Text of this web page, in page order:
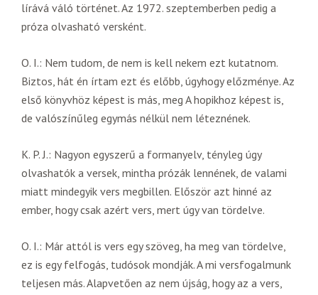
lírává váló történet. Az 1972. szeptemberben pedig a
próza olvasható versként.
O. I.: Nem tudom, de nem is kell nekem ezt kutatnom.
Biztos, hát én írtam ezt és előbb, úgyhogy előzménye. Az
első könyvhöz képest is más, meg A hopikhoz képest is,
de valószínűleg egymás nélkül nem léteznének.
K. P. J.: Nagyon egyszerű a formanyelv, tényleg úgy
olvashatók a versek, mintha prózák lennének, de valami
miatt mindegyik vers megbillen. Először azt hinné az
ember, hogy csak azért vers, mert úgy van tördelve.
O. I.: Már attól is vers egy szöveg, ha meg van tördelve,
ez is egy felfogás, tudósok mondják. A mi versfogalmunk
teljesen más. Alapvetően az nem újság, hogy az a vers,